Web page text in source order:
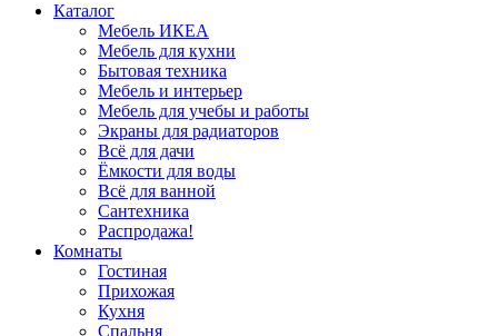
Каталог
Мебель ИКЕА
Мебель для кухни
Бытовая техника
Мебель и интерьер
Мебель для учебы и работы
Экраны для радиаторов
Всё для дачи
Ёмкости для воды
Всё для ванной
Сантехника
Распродажа!
Комнаты
Гостиная
Прихожая
Кухня
Спальня